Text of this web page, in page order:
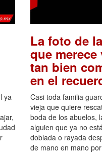
ya
La foto de
que merece
tan bien
en el
Casi toda familia
vieja que quiere
boda de los abuelos,
alguien que ya no
doblada o rayada
de mano en mano